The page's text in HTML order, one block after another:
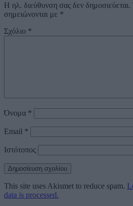
Η ηλ. διεύθυνση σας δεν δημοσιεύεται.
σημειώνονται με *
Σχόλιο *
Όνομα *
Email *
Ιστότοπος
This site uses Akismet to reduce spam.
data is processed.